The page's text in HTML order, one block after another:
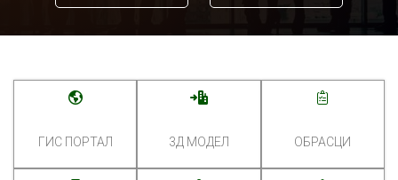
ГИС ПОРТАЛ 3Д МОДЕЛ ОБРАСЦИ